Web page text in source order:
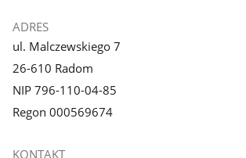
ADRES
ul. Malczewskiego 7
26-610 Radom
NIP 796-110-04-85
Regon 000569674
KONTAKT